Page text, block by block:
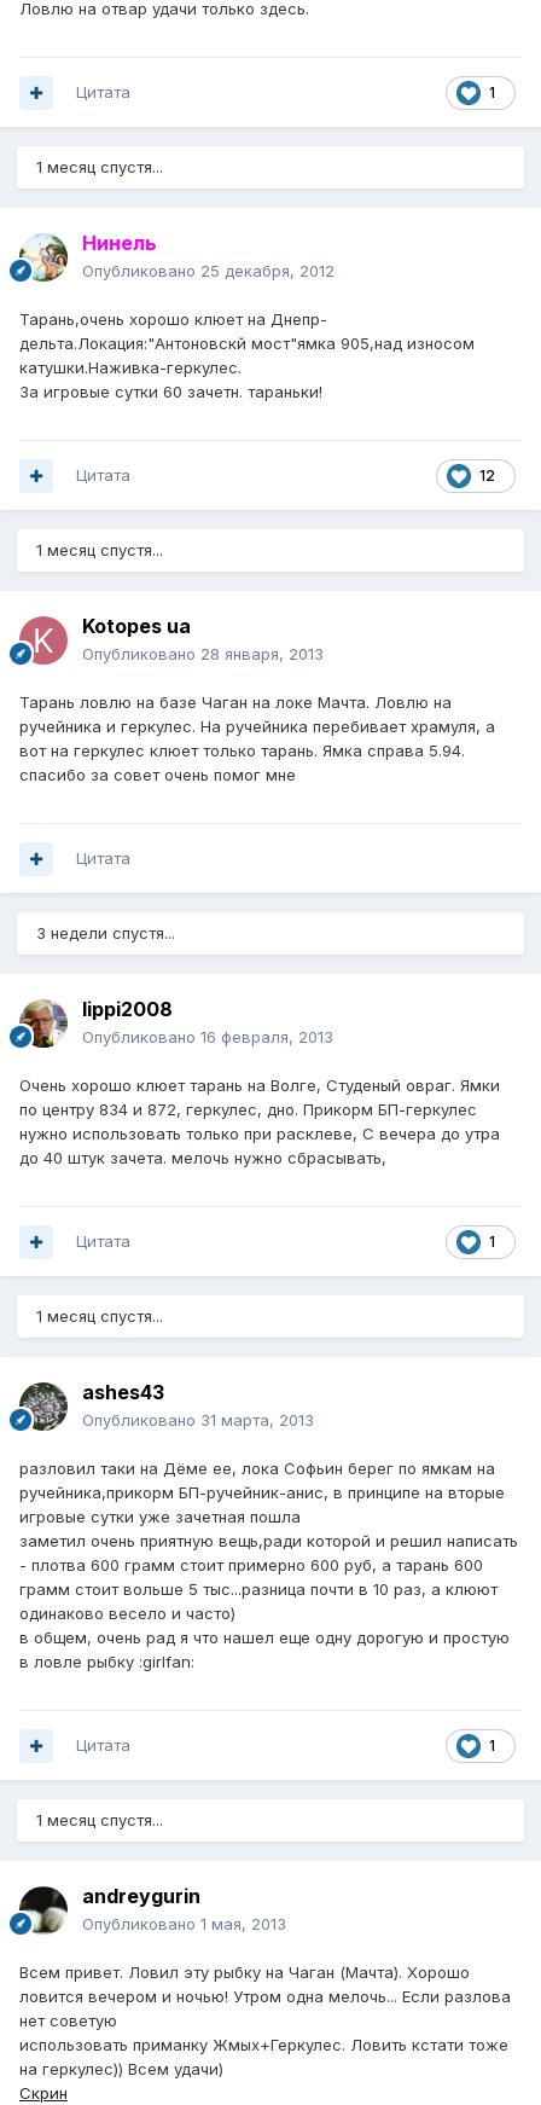
Ловлю на отвар удачи только здесь.
1
Цитата
1 месяц спустя...
Нинель
Опубликовано 25 декабря, 2012
Тарань,очень хорошо клюет на Днепр-
дельта.Локация:"Антоновскй мост"ямка 905,над износом
катушки.Наживка-геркулес.
За игровые сутки 60 зачетн. тараньки!
12
Цитата
1 месяц спустя...
Kotopes ua
Опубликовано 28 января, 2013
Тарань ловлю на базе Чаган на локе Мачта. Ловлю на
ручейника и геркулес. На ручейника перебивает храмуля, а
вот на геркулес клюет только тарань. Ямка справа 5.94.
спасибо за совет очень помог мне
Цитата
3 недели спустя...
lippi2008
Опубликовано 16 февраля, 2013
Очень хорошо клюет тарань на Волге, Студеный овраг. Ямки
по центру 834 и 872, геркулес, дно. Прикорм БП-геркулес
нужно использовать только при расклеве, С вечера до утра
до 40 штук зачета. мелочь нужно сбрасывать,
1
Цитата
1 месяц спустя...
ashes43
Опубликовано 31 марта, 2013
разловил таки на Дёме ее, лока Софьин берег по ямкам на
ручейника,прикорм БП-ручейник-анис, в принципе на вторые
игровые сутки уже зачетная пошла
заметил очень приятную вещь,ради которой и решил написать
- плотва 600 грамм стоит примерно 600 руб, а тарань 600
грамм стоит вольше 5 тыс...разница почти в 10 раз, а клюют
одинаково весело и часто)
в общем, очень рад я что нашел еще одну дорогую и простую
в ловле рыбку :girlfan:
1
Цитата
1 месяц спустя...
andreygurin
Опубликовано 1 мая, 2013
Всем привет. Ловил эту рыбку на Чаган (Мачта). Хорошо
ловится вечером и ночью! Утром одна мелочь... Если разлова
нет советую
использовать приманку Жмых+Геркулес. Ловить кстати тоже
на геркулес)) Всем удачи)
Скрин